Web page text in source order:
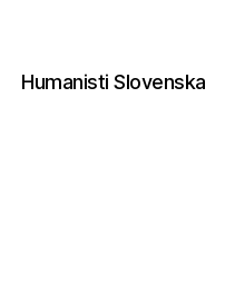
Humanisti Slovenska